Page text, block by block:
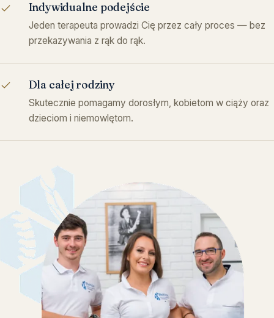
Indywidualne podejście
Jeden terapeuta prowadzi Cię przez cały proces — bez
przekazywania z rąk do rąk.
Dla całej rodziny
Skutecznie pomagamy dorosłym, kobietom w ciąży oraz
dzieciom i niemowlętom.